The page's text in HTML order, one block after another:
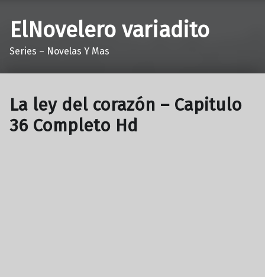
ElNovelero variadito
Series – Novelas Y Mas
La ley del corazón – Capitulo
36 Completo Hd